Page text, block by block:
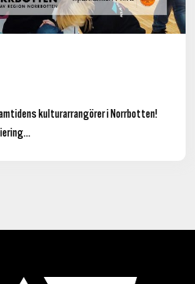
kulturarrangörer i Norrbotten!